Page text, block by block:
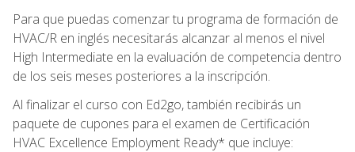
Para que puedas comenzar tu programa de formación de
HVAC/R en inglés necesitarás alcanzar al menos el nivel
High Intermediate en la evaluación de competencia dentro
de los seis meses posteriores a la inscripción.
Al finalizar el curso con Ed2go, también recibirás un
paquete de cupones para el examen de Certificación
HVAC Excellence Employment Ready* que incluye: